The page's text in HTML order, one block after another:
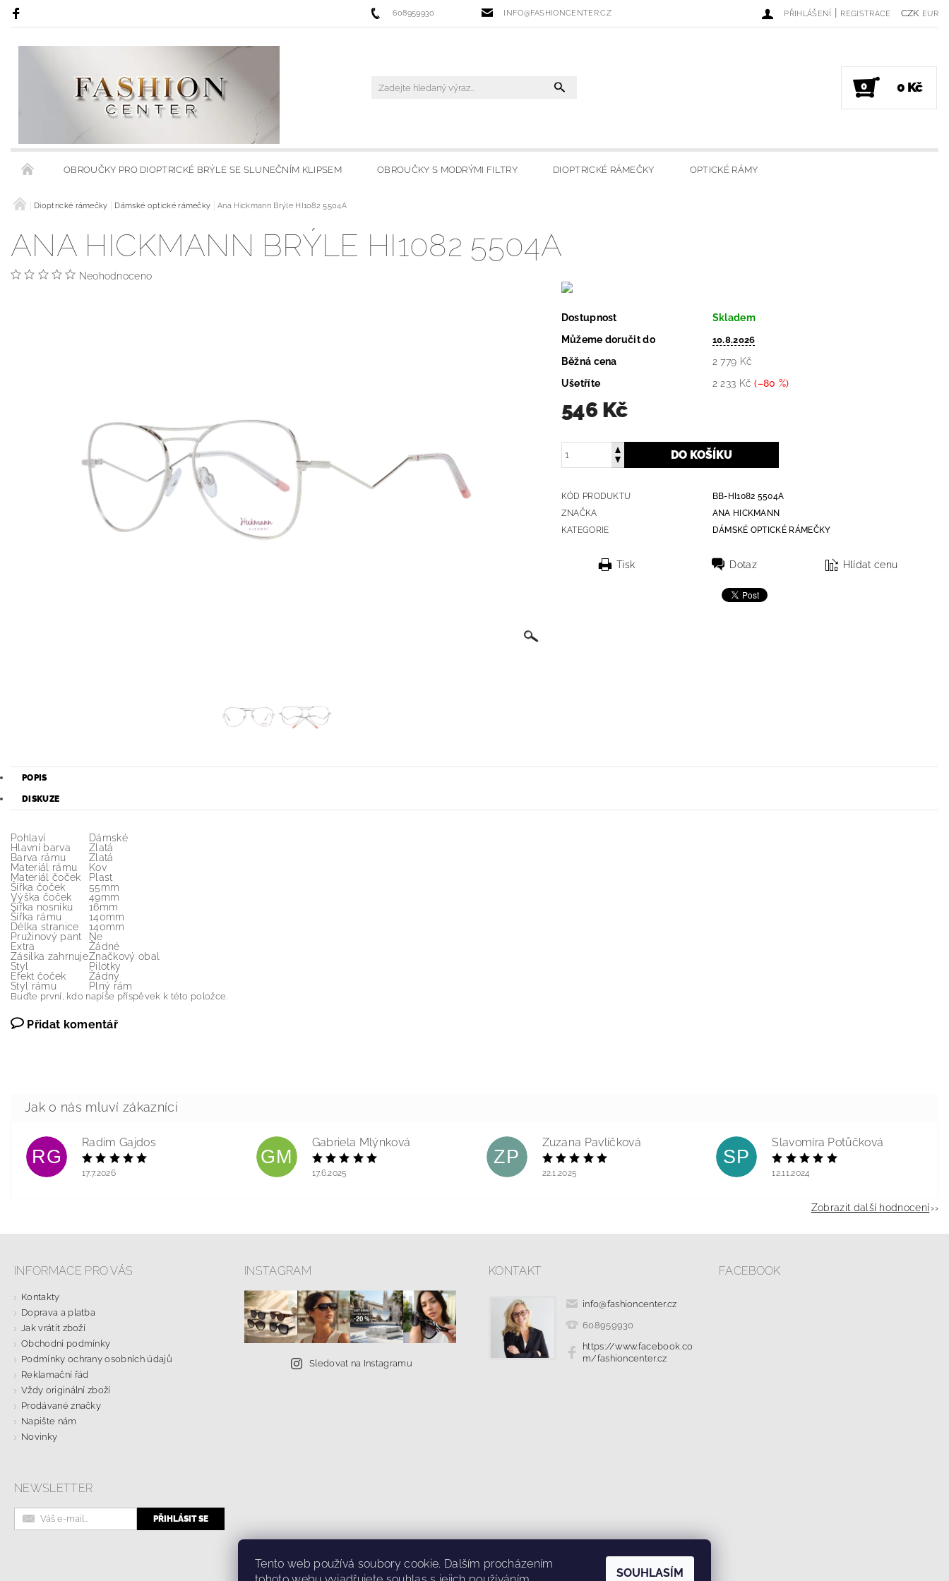
608959930 INFO@FASHIONCENTER.CZ CZK EUR
PŘIHLÁŠENÍ | REGISTRACE
0 0 Kč
OBROUČKY PRO DIOPTRICKÉ BRÝLE SE SLUNEČNÍM KLIPSEM OBROUČKY S MODRÝMI FILTRY DIOPTRICKÉ RÁMEČKY OPTICKÉ RÁMY
RÁMY S KLIPSY NA SLUNEČNÍ BRÝLE RÁMCE S MODRÝMI FILTRY
OBCHODNÍ PODMÍNKY KONTAKTY HODNOCENÍ OBCHODU MOJE OBLÍBENÉ
Dioptrické rámečky Dámské optické rámečky Ana Hickmann Brýle HI1082 5504A
ANA HICKMANN BRÝLE HI1082 5504A
Neohodnoceno
Dostupnost
Skladem
Můžeme doručit do
10.8.2026
Běžná cena
2 779 Kč
Ušetříte
2 233 Kč(–80 %)
546 Kč
KÓD PRODUKTU
BB-HI1082 5504A
ZNAČKA
ANA HICKMANN
KATEGORIE
DÁMSKÉ OPTICKÉ RÁMEČKY
Tisk Dotaz Hlídat cenu
POPIS
DISKUZE
Pohlaví
Dámské
Hlavní barva
Zlatá
Barva rámu
Zlatá
Materiál rámu
Kov
Materiál čoček
Plast
Šířka čoček
55mm
Výška čoček
49mm
Šířka nosníku
16mm
Šířka rámu
140mm
Délka stranice
140mm
Pružinový pant
Ne
Extra
Žádné
Zásilka zahrnujeZnačkový obal
Styl
Pilotky
Efekt čoček
Žádný
Styl rámu
Plný rám
Buďte první, kdo napíše příspěvek k této položce.
Přidat komentář
RG
Radim Gajdos
17.7.2026
GM
Gabriela Mlýnková
17.6.2025
ZP
Zuzana Pavlíčková
22.1.2025
SP
Slavomíra Potůčková
12.11.2024
Zobrazit další hodnocení
INFORMACE PRO VÁS
Kontakty
Doprava a platba
Jak vrátit zboží
Obchodní podmínky
Podmínky ochrany osobních údajů
Reklamační řád
Vždy originální zboží
Prodávané značky
Napište nám
Novinky
INSTAGRAM
Sledovat na Instagramu
KONTAKT
info@fashioncenter.cz
608959930
https://www.facebook.co
m/fashioncenter.cz
FACEBOOK
NEWSLETTER
Tento web používá soubory cookie. Dalším procházením
SOUHLASÍM